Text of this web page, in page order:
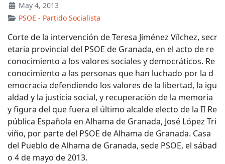
May 4, 2013
PSOE - Partido Socialista
Corte de la intervención de Teresa Jiménez Vílchez, secr
etaria provincial del PSOE de Granada, en el acto de re
conocimiento a los valores sociales y democráticos. Re
conocimiento a las personas que han luchado por la d
emocracia defendiendo los valores de la libertad, la igu
aldad y la justicia social, y recuperación de la memoria
y figura del que fuera el último alcalde electo de la II Re
pública Española en Alhama de Granada, José López Tri
viño, por parte del PSOE de Alhama de Granada. Casa
del Pueblo de Alhama de Granada, sede PSOE, el sábad
o 4 de mayo de 2013.